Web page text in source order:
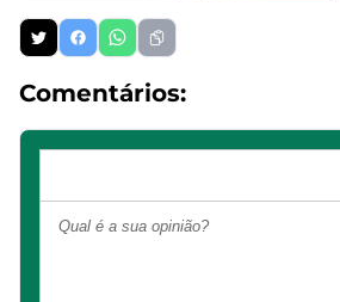
Comentários: